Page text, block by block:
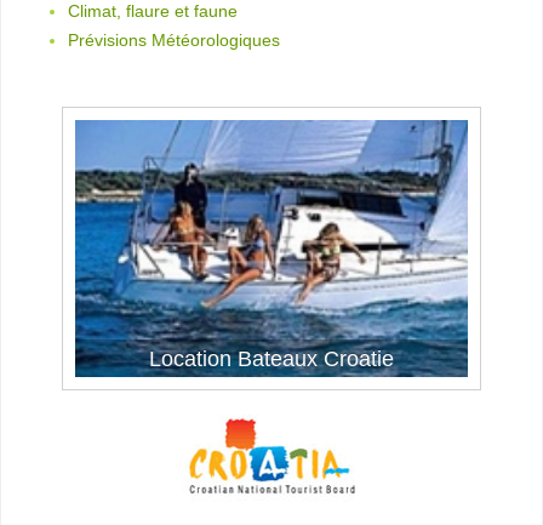
Climat, flaure et faune
Prévisions Météorologiques
Location Bateaux Croatie
La voile en Croatie